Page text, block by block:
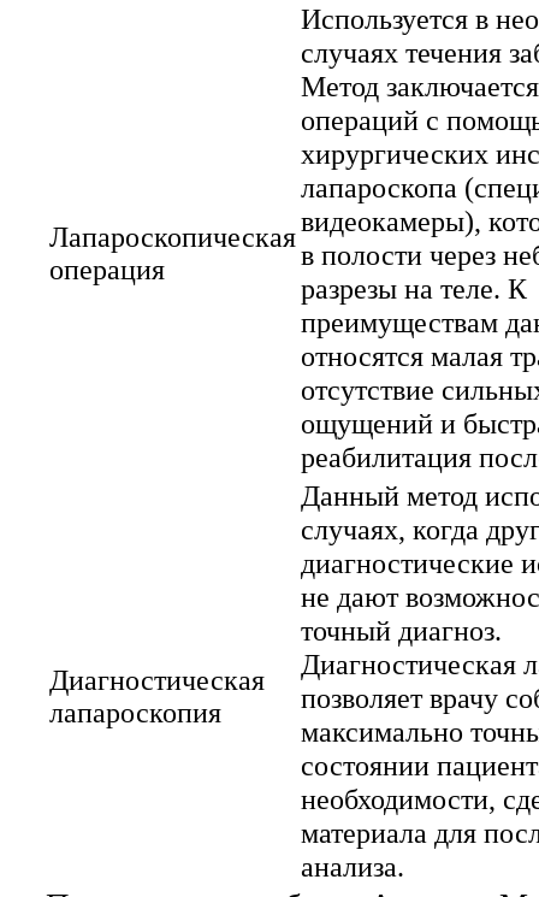
Лапароскопическая
операция
Используется в
случаях течения
Метод
операций с
хирургических
лапароскопа
видеокамеры),
в полости через
разрезы на теле. К
преимуществам
относятся малая
отсутствие
ощущений и
реабилитация
Диагностическая
лапароскопия
Данный метод
случаях, когда
диагностические
не дают
точный диагноз.
Диагностическая
позволяет врачу
максимально
состоянии
необходимости,
материала для
анализа.